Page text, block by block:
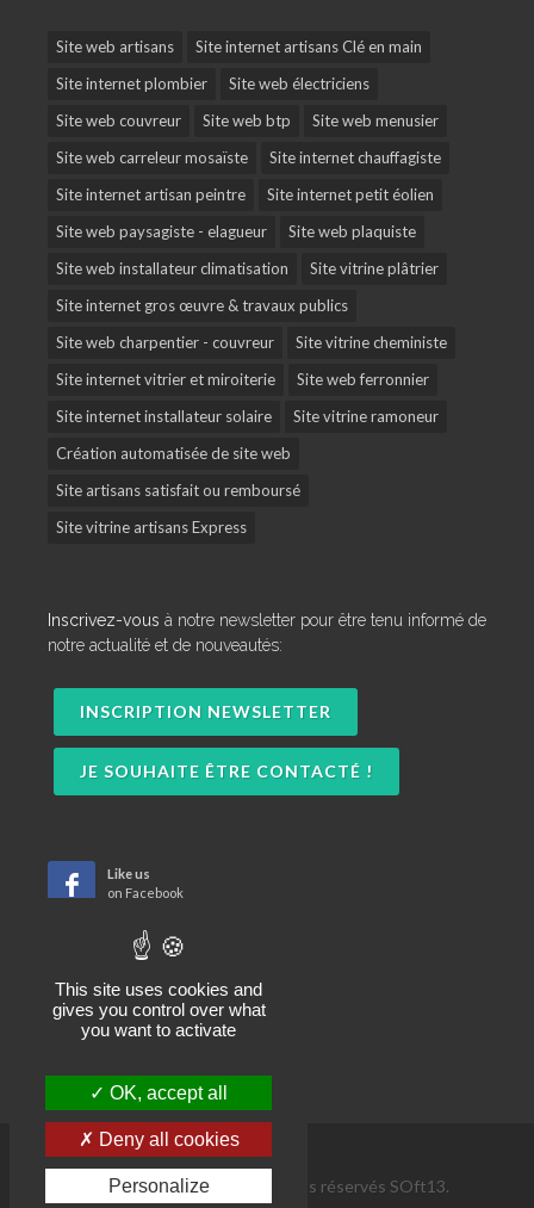
Site web artisans
Site internet artisans Clé en main
Site internet plombier
Site web électriciens
Site web couvreur
Site web btp
Site web menusier
Site web carreleur mosaïste
Site internet chauffagiste
Site internet artisan peintre
Site internet petit éolien
Site web paysagiste - elagueur
Site web plaquiste
Site web installateur climatisation
Site vitrine plâtrier
Site internet gros œuvre & travaux publics
Site web charpentier - couvreur
Site vitrine cheministe
Site internet vitrier et miroiterie
Site web ferronnier
Site internet installateur solaire
Site vitrine ramoneur
Création automatisée de site web
Site artisans satisfait ou remboursé
Site vitrine artisans Express
Inscrivez-vous à notre newsletter pour être tenu informé de
notre actualité et de nouveautés:
INSCRIPTION NEWSLETTER
JE SOUHAITE ÊTRE CONTACTÉ !
Like us
on Facebook
Subscribe
Copyrights © 2026 Tous droits réservés SOft13.
This site uses cookies and
gives you control over what
you want to activate
OK, accept all
Deny all cookies
Personalize